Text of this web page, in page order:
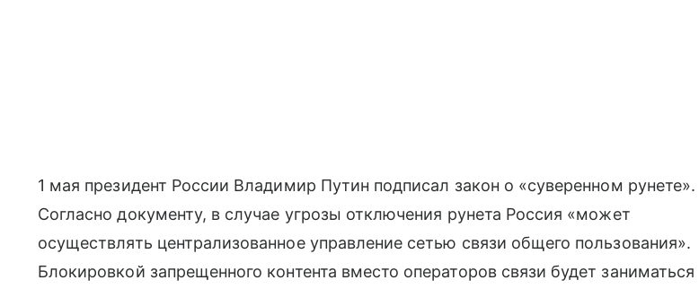
1 мая президент России Владимир Путин подписал закон о «суверенном рунете».
Согласно документу, в случае угрозы отключения рунета Россия «может
осуществлять централизованное управление сетью связи общего пользования».
Блокировкой запрещенного контента вместо операторов связи будет заниматься